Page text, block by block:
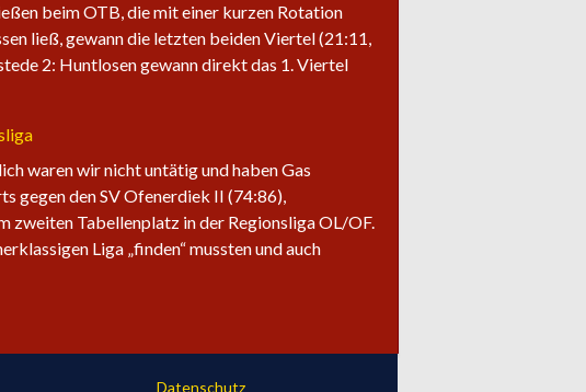
beim OTB, die mit einer kurzen Rotation
ließ, gewann die letzten beiden Viertel (21:11,
2: Huntlosen gewann direkt das 1. Viertel
waren wir nicht untätig und haben Gas
gegen den SV Ofenerdiek II (74:86),
zweiten Tabellenplatz in der Regionsliga OL/OF.
Liga „finden“ mussten und auch
Datenschutz